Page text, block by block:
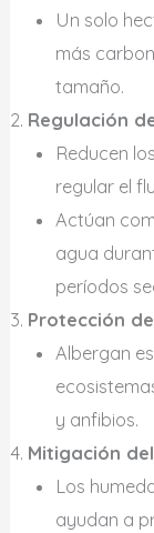
Un solo
más
tamaño.
Regulación
Reducen
regular el
Actúan
agua
períodos
Protección
Albergan
y anfibios.
Mitigación
Los
ayudan a